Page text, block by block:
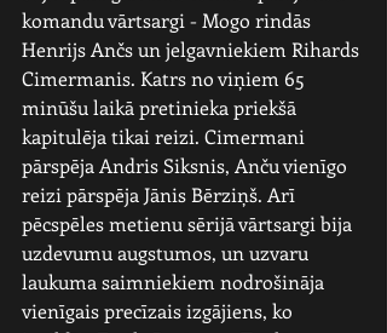
komandu vārtsargi - Mogo rindās
Henrijs Ančs un jelgavniekiem Rihards
Cimermanis. Katrs no viņiem 65
minūšu laikā pretinieka priekšā
kapitulēja tikai reizi. Cimermani
pārspēja Andris Siksnis, Anču vienīgo
reizi pārspēja Jānis Bērziņš. Arī
pēcspēles metienu sērijā vārtsargi bija
uzdevumu augstumos, un uzvaru
laukuma saimniekiem nodrošināja
vienīgais precīzais izgājiens, ko